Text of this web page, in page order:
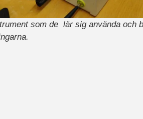
som de lär sig använda och